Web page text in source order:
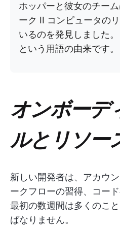
ホッパーと彼女のチー
ーク II コンピュータの
いるのを発見しました
という用語の由来です。
オンボーデ
ルとリソー
新しい開発者は、アカウ
ークフローの習得、コー
最初の数週間は多くのこ
ばなりません。